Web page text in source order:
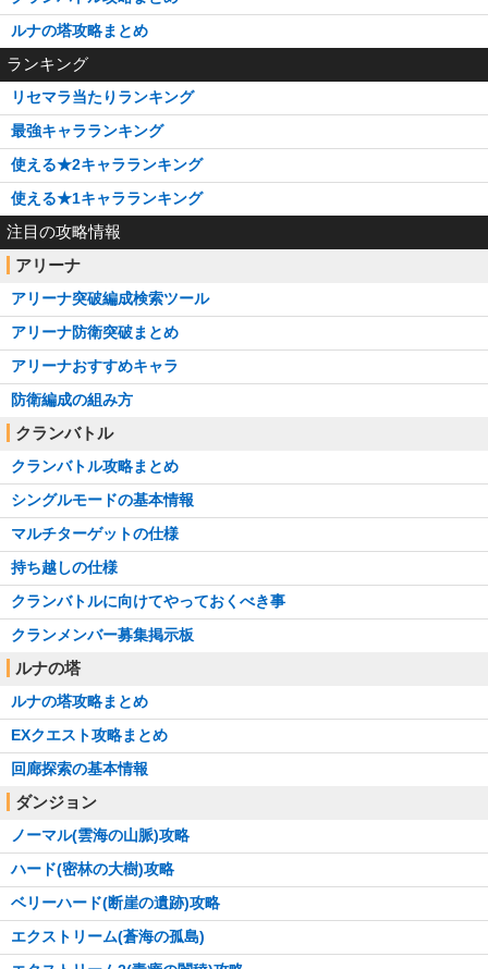
ルナの塔攻略まとめ
ランキング
リセマラ当たりランキング
最強キャラランキング
使える★2キャラランキング
使える★1キャラランキング
注目の攻略情報
アリーナ
アリーナ突破編成検索ツール
アリーナ防衛突破まとめ
アリーナおすすめキャラ
防衛編成の組み方
クランバトル
クランバトル攻略まとめ
シングルモードの基本情報
マルチターゲットの仕様
持ち越しの仕様
クランバトルに向けてやっておくべき事
クランメンバー募集掲示板
ルナの塔
ルナの塔攻略まとめ
EXクエスト攻略まとめ
回廊探索の基本情報
ダンジョン
ノーマル(雲海の山脈)攻略
ハード(密林の大樹)攻略
ベリーハード(断崖の遺跡)攻略
エクストリーム(蒼海の孤島)